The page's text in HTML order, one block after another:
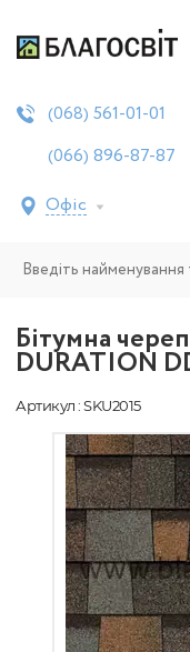
(068) 561-01-01
(066) 896-87-87
Офіс
Бітумна
DURATION
Артикул : SKU2015